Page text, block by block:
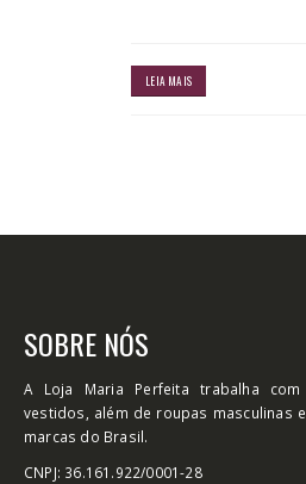
LEIA MAIS
SOBRE NÓS
A Loja Maria Perfeita trabalha
vestidos, além de roupas masculinas
marcas do Brasil.
CNPJ: 36.161.922/0001-28